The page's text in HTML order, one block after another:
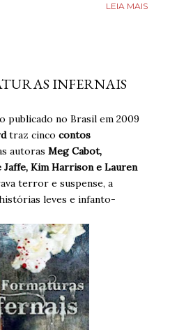
quanto havia ganhado de
se dissesse que estava
de recaída, ninguém estava,
cigarro não era a resposta.
problemas. Um ano
confiando no processo. Um
ano. *Ben Oliveira é escritor,
do...
LEIA MAIS
INFERNAIS
publicado no Brasil em 2009
traz cinco contos
autoras Meg Cabot,
Kim Harrison e Lauren
terror e suspense, a
leves e infanto-